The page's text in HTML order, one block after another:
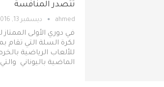
تتصدر المنافسة
ahmed ديسمبر 13, 2016
في دوري الأولى
لكرة السلة التي
الماضية باليوناني